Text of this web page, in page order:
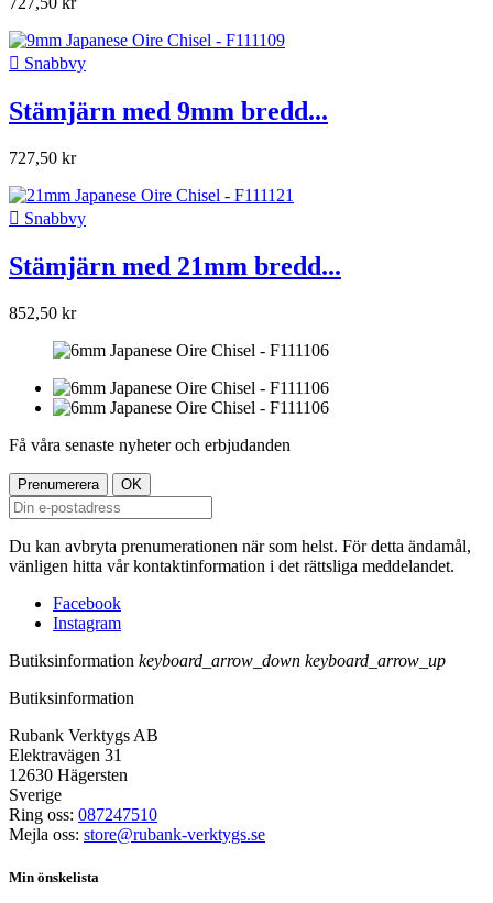
 Snabbvy
Stämjärn med 9mm bredd...
727,50 kr
 Snabbvy
Stämjärn med 21mm bredd...
852,50 kr
Få våra senaste nyheter och erbjudanden
Du kan avbryta prenumerationen när som helst. För detta ändamål,
vänligen hitta vår kontaktinformation i det rättsliga meddelandet.
Facebook
Instagram
Butiksinformation keyboard_arrow_down keyboard_arrow_up
Butiksinformation
Rubank Verktygs AB
Elektravägen 31
12630 Hägersten
Sverige
Ring oss: 087247510
Mejla oss: store@rubank-verktygs.se
Min önskelista